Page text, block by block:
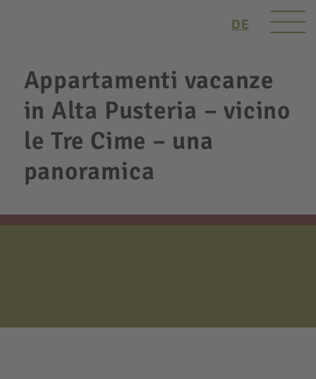
DE
Appartamenti vacanze
in Alta Pusteria – vicino
le Tre Cime – una
panoramica